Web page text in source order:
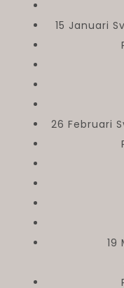
15 Januari
26 Februari
19 Mars